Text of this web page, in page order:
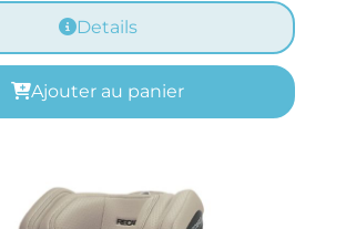
Details
Ajouter au panier